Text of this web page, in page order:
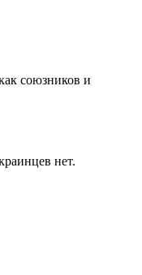
союзников и
нет.